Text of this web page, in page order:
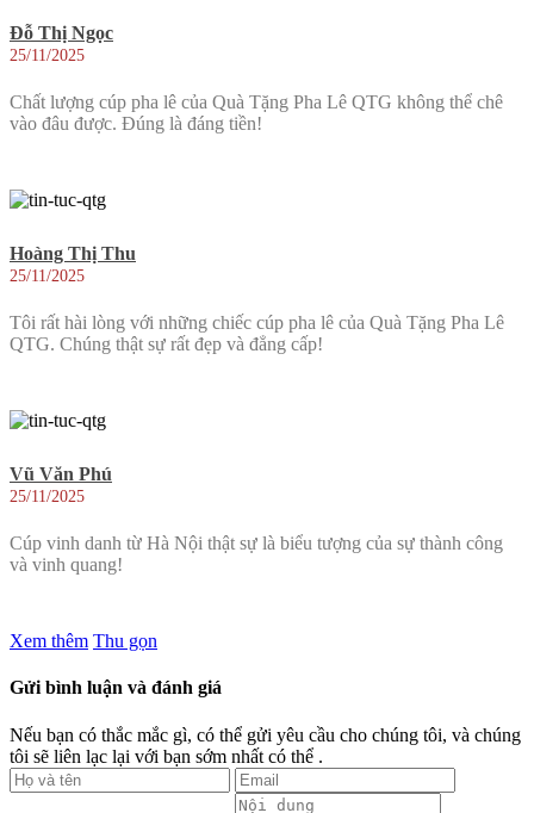
Đỗ Thị Ngọc
25/11/2025
Chất lượng cúp pha lê của Quà Tặng Pha Lê QTG không thể chê
vào đâu được. Đúng là đáng tiền!
Hoàng Thị Thu
25/11/2025
Tôi rất hài lòng với những chiếc cúp pha lê của Quà Tặng Pha Lê
QTG. Chúng thật sự rất đẹp và đẳng cấp!
Vũ Văn Phú
25/11/2025
Cúp vinh danh từ Hà Nội thật sự là biểu tượng của sự thành công
và vinh quang!
Xem thêm Thu gọn
Gửi bình luận và đánh giá
Nếu bạn có thắc mắc gì, có thể gửi yêu cầu cho chúng tôi, và chúng
tôi sẽ liên lạc lại với bạn sớm nhất có thể .